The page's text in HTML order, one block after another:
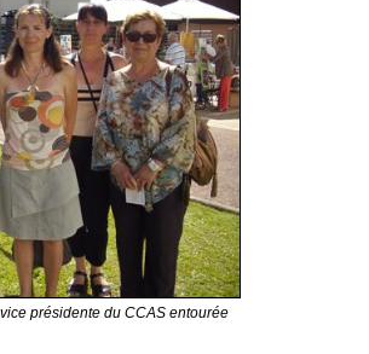
présidente du CCAS entourée